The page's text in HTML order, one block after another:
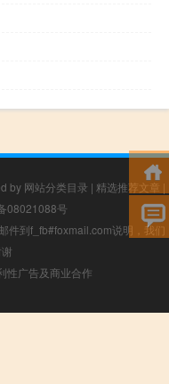
by 网站分类目录 | 精选推荐文章 |
08021088号
件到f_fb#foxmail.com说明，我们
性广告及商业合作